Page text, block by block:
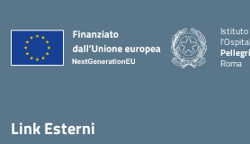
Istituto
Roma
Link Esterni